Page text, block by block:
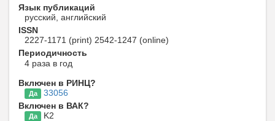
Язык публикаций
русский, английский
ISSN
2227-1171 (print) 2542-1247 (online)
Периодичность
4 раза в год
Включен в РИНЦ?
Да
33056
Включен в ВАК?
Да K2